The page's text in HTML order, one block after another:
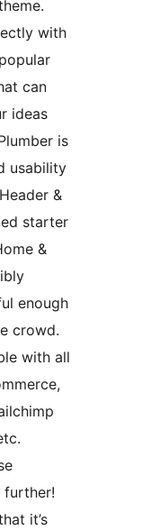
with
can
ideas
is
usability
&
starter
&
enough
crowd.
with all
further!
it’s